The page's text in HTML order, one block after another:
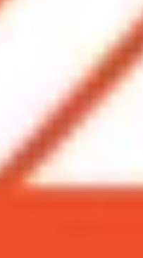
mở bán vào tháng 7 tới,
bán vào tháng
Air M2đã thu hút